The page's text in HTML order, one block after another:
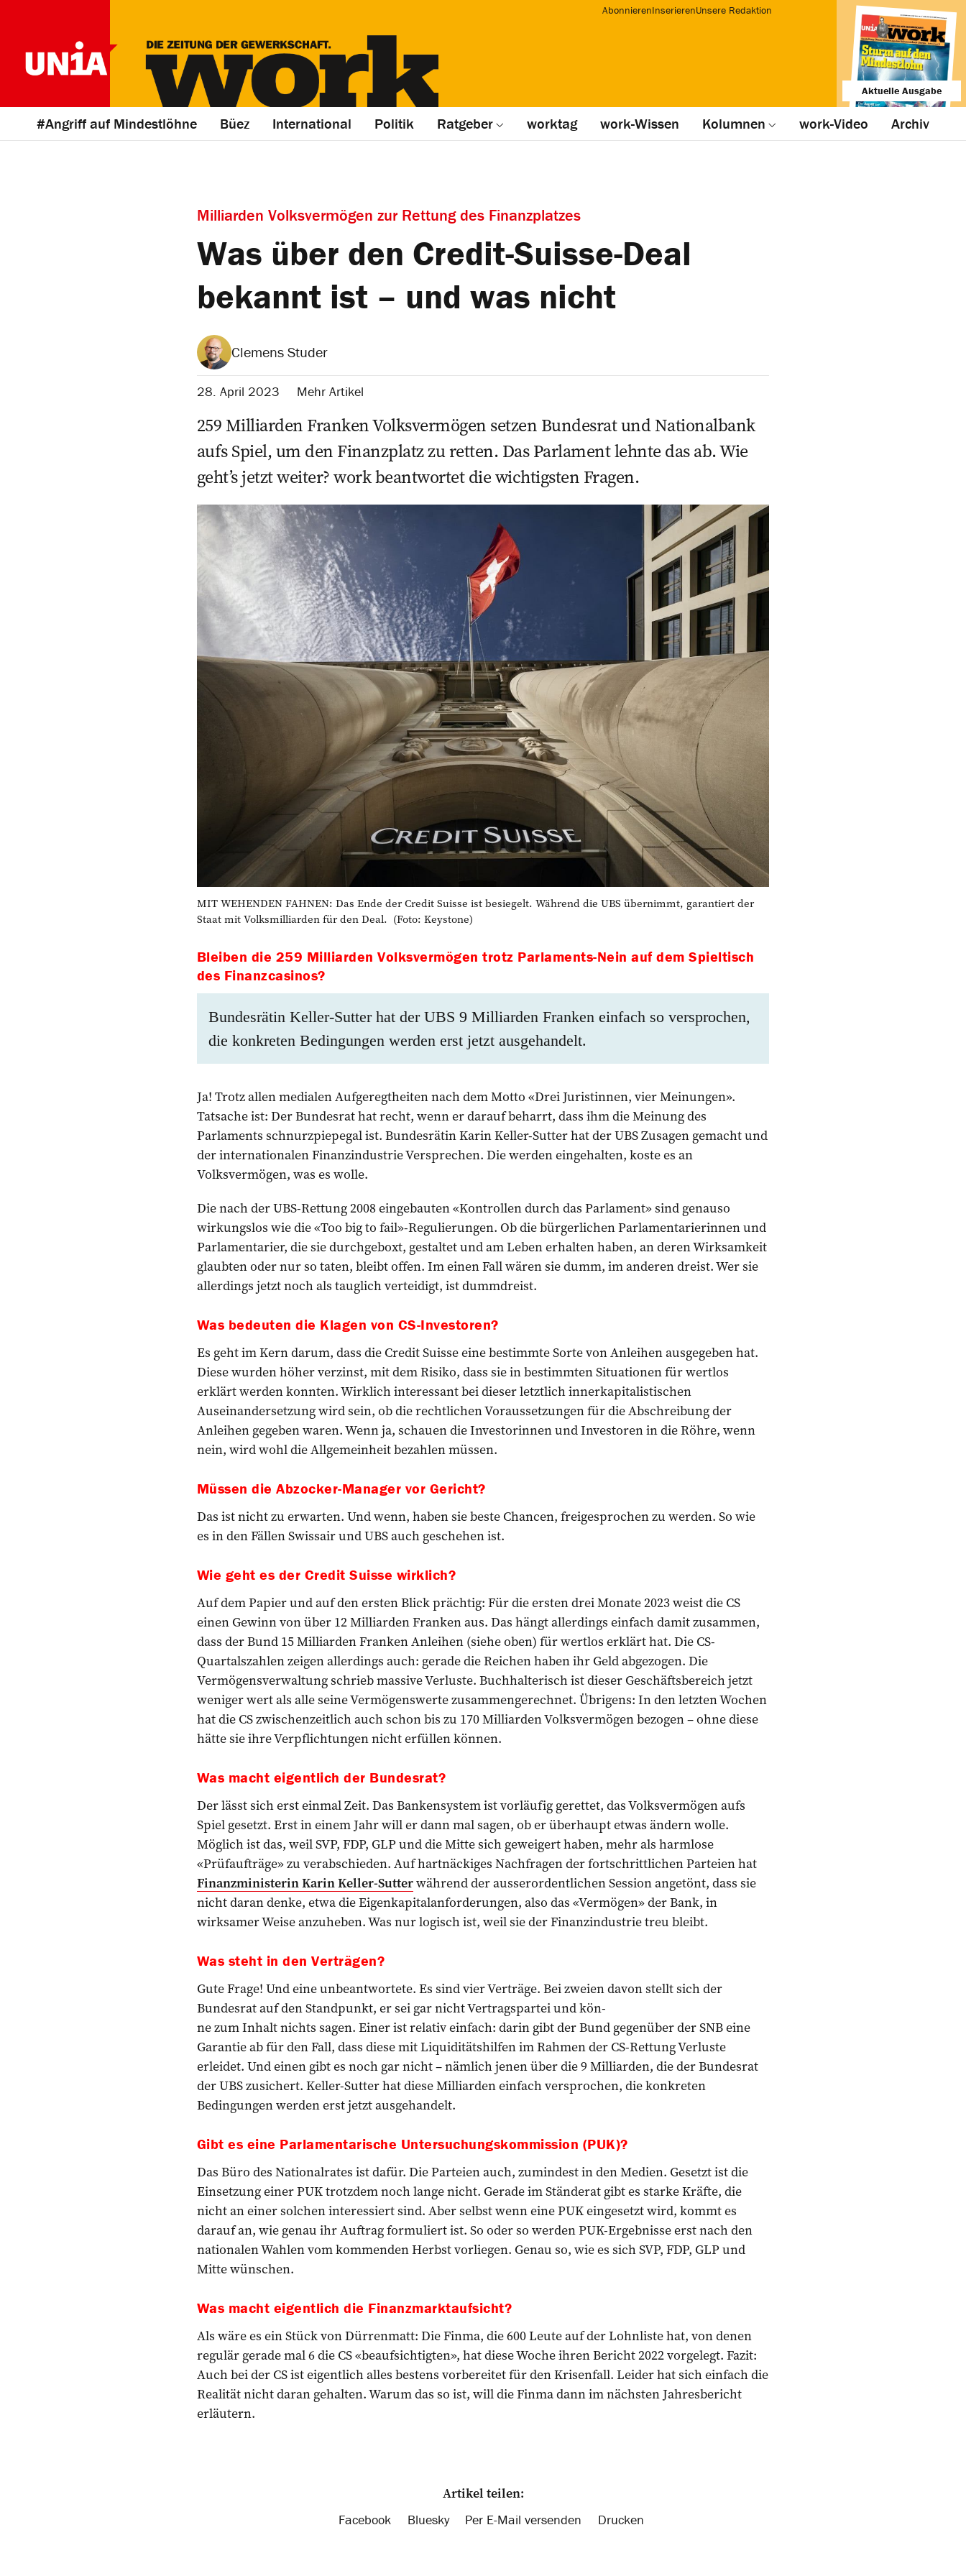
AbonnierenInserierenUnsere Redaktion
Aktuelle Ausgabe
#Angriff auf Mindestlöhne Büez International Politik Ratgeber worktag work-Wissen Kolumnen work-Video Archiv
Milliarden Volksvermögen zur Rettung des Finanzplatzes
Was über den Credit-Suisse-Deal
bekannt ist – und was nicht
Clemens Studer
28. April 2023 Mehr Artikel
259 Milliarden Franken Volksvermögen setzen Bundesrat und National­bank
aufs Spiel, um den Finanzplatz zu retten. Das Parlament lehnte das ab. Wie
geht’s jetzt weiter? work beantwortet die wichtigsten Fragen.
MIT WEHENDEN FAHNEN: Das Ende der Credit Suisse ist besiegelt. Während die UBS übernimmt, garantiert der
Staat mit Volksmilliarden für den Deal. (Foto: Keystone)
Bleiben die 259 Milliarden Volksvermögen trotz Parlaments-Nein auf dem Spieltisch
des Finanzcasinos?
Bundesrätin Keller-Sutter hat der UBS 9 Milliarden Franken einfach so versprochen,
die konkreten Bedingungen werden erst jetzt ausgehandelt.
Ja! Trotz allen medialen Aufgeregtheiten nach dem Motto «Drei Juristinnen, vier Meinungen».
Tatsache ist: Der Bundesrat hat recht, wenn er darauf beharrt, dass ihm die Meinung des
Parlaments schnurzpiepegal ist. Bundesrätin Karin Keller-Sutter hat der UBS Zusagen ­gemacht und
der internationalen Finanzindustrie Versprechen. Die werden eingehalten, koste es an
Volksvermögen, was es wolle.
Die nach der UBS-Rettung 2008 eingebauten «Kontrollen durch das Parlament» sind genauso
wirkungslos wie die «Too big to fail»-Regulierungen. Ob die bürgerlichen Parlamentarierinnen und
Parlamentarier, die sie durchgeboxt, gestaltet und am Leben erhalten haben, an deren Wirksamkeit
glaubten oder nur so taten, bleibt offen. Im einen Fall wären sie dumm, im anderen dreist. Wer sie
allerdings jetzt noch als tauglich verteidigt, ist dummdreist.
Was bedeuten die Klagen von CS-Investoren?
Es geht im Kern darum, dass die Credit Suisse eine bestimmte Sorte von Anleihen ausgegeben hat.
Diese wurden höher verzinst, mit dem Risiko, dass sie in bestimmten Situationen für wertlos
erklärt werden konnten. Wirklich interessant bei dieser letztlich inner­kapitalistischen
Auseinandersetzung wird sein, ob die rechtlichen Voraussetzungen für die Abschreibung der
Anleihen gegeben waren. Wenn ja, schauen die Investorinnen und Investoren in die Röhre, wenn
nein, wird wohl die Allgemeinheit bezahlen müssen.
Müssen die Abzocker-­Manager vor Gericht?
Das ist nicht zu erwarten. Und wenn, haben sie beste Chancen, freigesprochen zu werden. So wie
es in den Fällen Swissair und UBS auch geschehen ist.
Wie geht es der Credit Suisse wirklich?
Auf dem Papier und auf den ersten Blick prächtig: Für die ersten drei Monate 2023 weist die CS
einen Gewinn von über 12 Milliarden Franken aus. Das hängt allerdings einfach damit zusammen,
dass der Bund 15 Milliarden Franken Anleihen (siehe oben) für wertlos erklärt hat. Die CS-
Quartalszahlen zeigen allerdings auch: gerade die Reichen haben ihr Geld abgezogen. Die
Vermögensverwaltung schrieb massive Verluste. Buchhalterisch ist dieser Geschäftsbereich jetzt
weniger wert als alle seine Vermögenswerte zusammengerechnet. Übrigens: In den letzten Wochen
hat die CS zwischenzeitlich auch schon bis zu 170 Milliarden Volksvermögen bezogen – ohne diese
hätte sie ihre Verpflichtungen nicht erfüllen können.
Was macht eigentlich der Bundesrat?
Der lässt sich erst einmal Zeit. Das Bankensystem ist vorläufig gerettet, das Volksvermögen aufs
Spiel gesetzt. Erst in einem Jahr will er dann mal sagen, ob er überhaupt etwas ändern wolle.
Möglich ist das, weil SVP, FDP, GLP und die Mitte sich geweigert haben, mehr als harmlose
«Prüfaufträge» zu verabschieden. Auf hartnäckiges Nachfragen der fortschrittlichen Parteien hat
Finanzministerin Karin Keller-Sutterwährend der ausserordentlichen Session angetönt, dass sie
nicht daran denke, etwa die Eigenkapitalanforderungen, also das «Vermögen» der Bank, in
wirksamer Weise anzuheben. Was nur logisch ist, weil sie der Finanz­industrie treu bleibt.
Was steht in den Verträgen?
Gute Frage! Und eine unbeantwortete. Es sind vier Verträge. Bei zweien davon stellt sich der
Bundesrat auf den Standpunkt, er sei gar nicht Vertragspartei und kön-
ne zum Inhalt nichts sagen. Einer ist relativ einfach: darin gibt der Bund gegenüber der SNB eine
Garantie ab für den Fall, dass diese mit Liquiditätshilfen im Rahmen der CS-Rettung Verluste
erleidet. Und einen gibt es noch gar nicht – nämlich jenen über die 9 Milliarden, die der Bundesrat
der UBS zusichert. Keller-Sutter hat diese Milliarden einfach versprochen, die konkreten
Bedingungen werden erst jetzt ausgehandelt.
Gibt es eine Parlamen­tarische Untersuchungs­kommission (PUK)?
Das Büro des Nationalrates ist dafür. Die Parteien auch, zumindest in den Medien. Gesetzt ist die
Einsetzung einer PUK trotzdem noch lange nicht. Gerade im Ständerat gibt es starke Kräfte, die
nicht an einer solchen interessiert sind. Aber selbst wenn eine PUK eingesetzt wird, kommt es
darauf an, wie genau ihr Auftrag formuliert ist. So oder so werden PUK-Ergebnisse erst nach den
nationalen Wahlen vom kommenden Herbst vorliegen. Genau so, wie es sich SVP, FDP, GLP und
Mitte wünschen.
Was macht eigentlich die Finanzmarktaufsicht?
Als wäre es ein Stück von Dürrenmatt: Die Finma, die 600 Leute auf der Lohnliste hat, von denen
regulär gerade mal 6 die CS «beaufsichtigten», hat diese Woche ihren Bericht 2022 vorgelegt. Fazit:
Auch bei der CS ist eigentlich alles bestens vorbereitet für den Krisenfall. Leider hat sich einfach die
Realität nicht daran gehalten. Warum das so ist, will die Finma dann im nächsten Jahresbericht
erläutern.
Artikel teilen:
Facebook Bluesky Per E-Mail versenden Drucken